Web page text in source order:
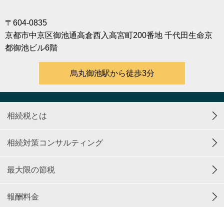
〒604-0835
京都市中京区御池通高倉西入高宮町200番地 千代田生命京
都御池ビル6階
烏丸御池駅から徒歩3分
相続税とは
相続対策コンサルティング
最大限の節税
報酬料金